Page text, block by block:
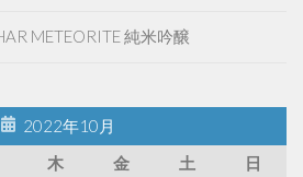
METEORITE 純米吟醸
2022年10月
木 金 土 日